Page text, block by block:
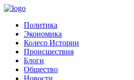
Политика
Экономика
Колесо Истории
Происшествия
Блоги
Общество
Новости